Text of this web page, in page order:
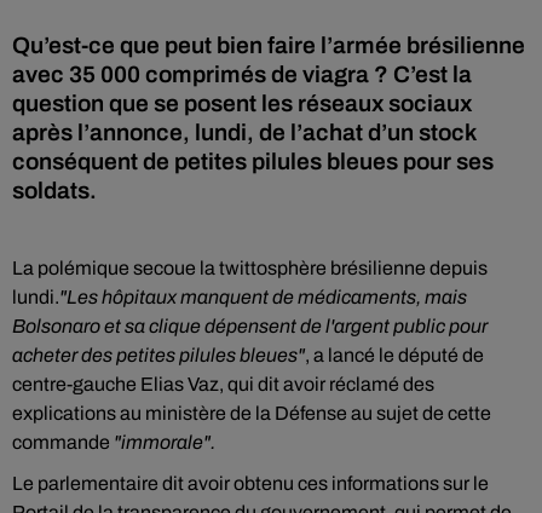
Qu’est-ce que peut bien faire l’armée brésilienne
avec 35 000 comprimés de viagra ? C’est la
question que se posent les réseaux sociaux
après l’annonce, lundi, de l’achat d’un stock
conséquent de petites pilules bleues pour ses
soldats.
La polémique secoue la twittosphère brésilienne depuis
lundi."Les hôpitaux manquent de médicaments, mais
Bolsonaro et sa clique dépensent de l'argent public pour
acheter des petites pilules bleues", a lancé le député de
centre-gauche Elias Vaz, qui dit avoir réclamé des
explications au ministère de la Défense au sujet de cette
commande "immorale".
Le parlementaire dit avoir obtenu ces informations sur le